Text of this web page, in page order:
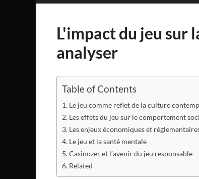
L'impact du jeu sur
analyser
Table of Contents
Le jeu comme reflet de la culture
Les effets du jeu sur le comportement
Les enjeux économiques et
Le jeu et la santé mentale
Casinozer et l’avenir du jeu responsable
Related